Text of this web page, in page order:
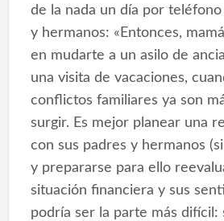
de la nada un día por
y hermanos: «Entonces,
en mudarte a un asilo de
una visita de vacaciones,
conflictos familiares ya son
surgir. Es mejor planear una
con sus padres y hermanos
y prepararse para ello
situación financiera y sus
podría ser la parte más difícil: